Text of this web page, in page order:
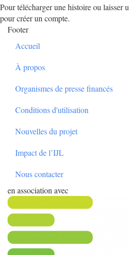
Pour télécharger une histoire ou laisser
pour créer un compte.
Footer
Accueil
À propos
Organismes de presse financés
Conditions d'utilisation
Nouvelles du projet
Impact de l’IJL
Nous contacter
en association avec